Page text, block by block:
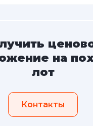
на
лот
Контакты